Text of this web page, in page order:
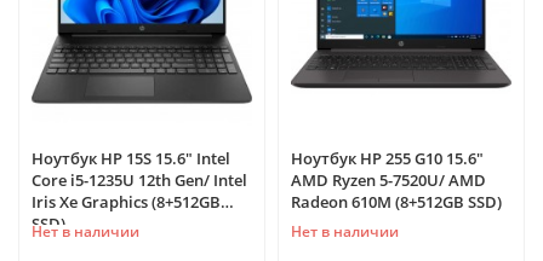
Ноутбук HP 15S 15.6" Intel
Core i5-1235U 12th Gen/ Intel
Iris Xe Graphics (8+512GB
SSD)
Нет в наличии
Ноутбук HP 255 G10 15.6"
AMD Ryzen 5-7520U/ AMD
Radeon 610M (8+512GB SSD)
Нет в наличии